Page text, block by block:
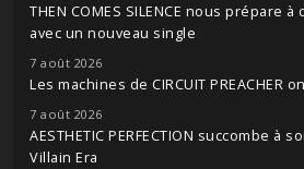
THEN COMES SILENCE nous prépare
avec un nouveau single
7 août 2026
Les machines de CIRCUIT PREACHER
7 août 2026
AESTHETIC PERFECTION succombe à
Villain Era